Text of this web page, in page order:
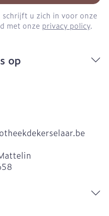
u zich in voor onze
met onze privacy policy.
op